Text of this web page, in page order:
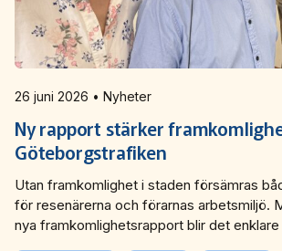
26 juni 2026 • Nyheter
Ny rapport stärker
Göteborgstrafiken
Utan framkomlighet i staden försämras
för resenärerna och förarnas arbetsmiljö.
nya framkomlighetsrapport blir det